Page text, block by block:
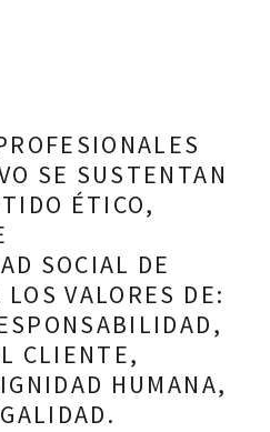
SE SUSTENTAN
ÉTICO,
SOCIAL DE
VALORES DE:
CLIENTE,
HUMANA,